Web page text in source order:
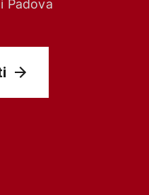
le barene
Padova